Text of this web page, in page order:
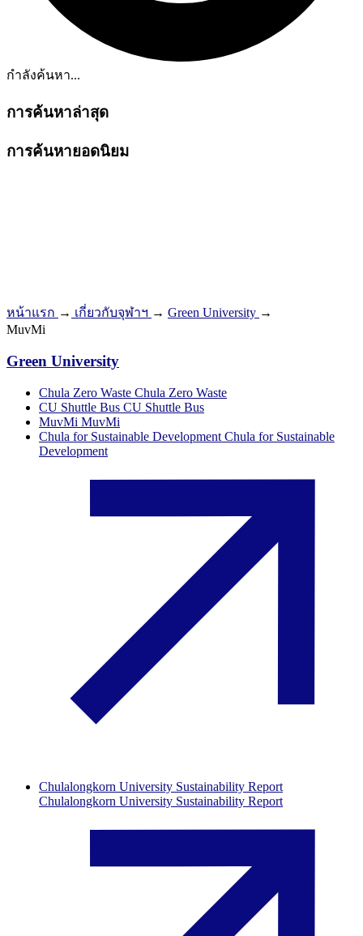
กำลังค้นหา...
การค้นหาล่าสุด
การค้นหายอดนิยม
หน้าแรก → เกี่ยวกับจุฬาฯ → Green University →
MuvMi
Green University
Chula Zero Waste Chula Zero Waste
CU Shuttle Bus CU Shuttle Bus
MuvMi MuvMi
Chula for Sustainable Development Chula for Sustainable
Development
Chulalongkorn University Sustainability Report
Chulalongkorn University Sustainability Report